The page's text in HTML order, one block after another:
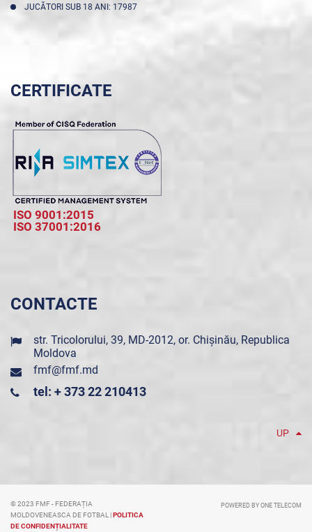
JUCĂTORI SUB 18 ANI: 17987
CERTIFICATE
ISO 9001:2015
ISO 37001:2016
CONTACTE
str. Tricolorului, 39, MD-2012, or. Chișinău, Republica
Moldova
fmf@fmf.md
tel: + 373 22 210413
UP
© 2023 FMF - FEDERAȚIA
MOLDOVENEASCA DE FOTBAL |POLITICA
DE CONFIDENȚIALITATE
POWERED BY ONE TELECOM